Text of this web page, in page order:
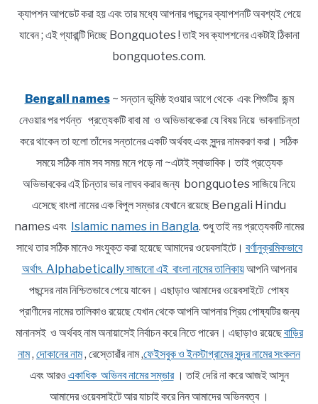
ক্যাপশন আপডেট করা হয় এবং তার মধ্যে আপনার পছন্দের ক্যাপশনটি অবশ্যই পেয়ে
যাবেন ; এই গ্যারান্টি দিচ্ছে Bongquotes ! তাই সব ক্যাপশনের একটাই ঠিকানা
bongquotes.com.
Bengali names~ সন্তান ভূমিষ্ঠ হওয়ার আগে থেকে এবং শিশুটির জন্ম
নেওয়ার পর পর্যন্ত প্রত্যেকটি বাবা মা ও অভিভাবকেরা যে বিষয় নিয়ে ভাবনাচিন্তা
করে থাকেন তা হলো তাঁদের সন্তানের একটি অর্থবহ এবং সুন্দর নামকরণ করা। সঠিক
সময়ে সঠিক নাম সব সময় মনে পড়ে না ~এটাই স্বাভাবিক। তাই প্রত্যেক
অভিভাবকের এই চিন্তার ভার লাঘব করার জন্য bongquotes সাজিয়ে নিয়ে
এসেছে বাংলা নামের এক বিপুল সম্ভার যেখানে রয়েছে Bengali Hindu
names এবং Islamic names in Bangla. শুধু তাই নয় প্রত্যেকটি নামের
সাথে তার সঠিক মানেও সংযুক্ত করা হয়েছে আমাদের ওয়েবসাইটে। বর্ণানুক্রমিকভাবে
অর্থাৎ Alphabetically সাজানো এই বাংলা নামের তালিকায়আপনি আপনার
পছন্দের নাম নিশ্চিতভাবে পেয়ে যাবেন। এছাড়াও আমাদের ওয়েবসাইটে পোষ্য
প্রাণীদের নামের তালিকাও রয়েছে যেখান থেকে আপনি আপনার প্রিয় পোষ্যটির জন্য
মানানসই ও অর্থবহ নাম অনায়াসেই নির্বাচন করে নিতে পারেন। এছাড়াও রয়েছেবাড়ির
নাম, দোকানের নাম, রেস্তোরাঁর নাম ,ফেইসবুক ও ইনস্টাগ্রামের সুন্দর নামের সংকলন
এবং আরও একাধিক অভিনব নামের সম্ভার। তাই দেরি না করে আজই আসুন
আমাদের ওয়েবসাইটে আর যাচাই করে নিন আমাদের অভিনবত্ব ।